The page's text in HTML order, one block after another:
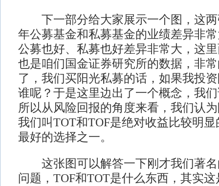
下一部分给大家展示一个图，这两
年公募基金和私募基金的业绩差异非
公募也好、私募也好差异非常大，这
也是咱们国金证券研究所的数据，非
了，我们买阳光私募的话，如果我投
谁呢？于是这里边出了一个概念，我
所以从风险回报的角度来看，我们认
我们叫TOT和TOF是绝对收益比较明
最好的选择之一。
这张图可以解答一下刚才我们著名
问题，TOF和TOT是什么东西，其实